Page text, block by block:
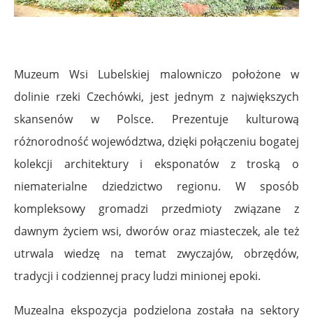
Muzeum Wsi Lubelskiej malowniczo położone w
dolinie rzeki Czechówki, jest jednym z największych
skansenów w Polsce. Prezentuje kulturową
różnorodność województwa, dzięki połączeniu bogatej
kolekcji architektury i eksponatów z troską o
niematerialne dziedzictwo regionu. W sposób
kompleksowy gromadzi przedmioty związane z
dawnym życiem wsi, dworów oraz miasteczek, ale też
utrwala wiedzę na temat zwyczajów, obrzędów,
tradycji i codziennej pracy ludzi minionej epoki.
Muzealna ekspozycja podzielona została na sektory